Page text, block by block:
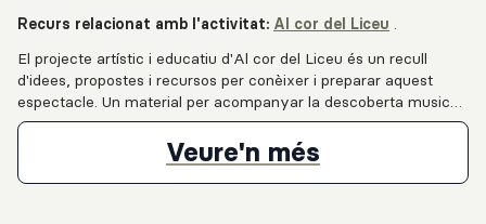
Recurs relacionat amb l'activitat: Al cor del Liceu .
El projecte artístic i educatiu d'Al cor del Liceu és un recull
d'idees, propostes i recursos per conèixer i preparar aquest
espectacle. Un material per acompanyar la descoberta musical
i per inspirar la creació de projectes interdisciplinaris.
Veure'n més